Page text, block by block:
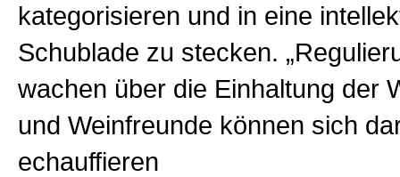
kategorisieren und in eine
Schublade zu stecken.
wachen über die Einhaltung der
und Weinfreunde können sich
echauffieren